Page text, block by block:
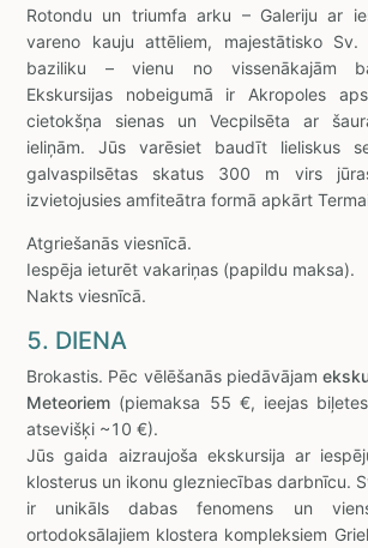
Rotondu un triumfa arku – Galeriju ar
vareno kauju attēliem, majestātisko Sv.
baziliku – vienu no vissenākajām
Ekskursijas nobeigumā ir Akropoles
cietokšņa sienas un Vecpilsēta ar
ieliņām. Jūs varēsiet baudīt lieliskus
galvaspilsētas skatus 300 m virs
izvietojusies amfiteātra formā apkārt
Atgriešanās viesnīcā.
Iespēja ieturēt vakariņas (papildu maksa).
Nakts viesnīcā.
5. DIENA
Brokastis. Pēc vēlēšanās piedāvājam
Meteoriem (piemaksa 55 €, ieejas
atsevišķi ~10 €).
Jūs gaida aizraujoša ekskursija ar
klosterus un ikonu glezniecības darbnīcu.
ir unikāls dabas fenomens un
ortodoksālajiem klostera kompleksiem